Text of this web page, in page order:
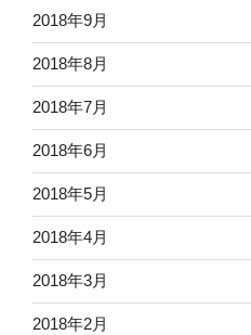
2018年9月
2018年8月
2018年7月
2018年6月
2018年5月
2018年4月
2018年3月
2018年2月